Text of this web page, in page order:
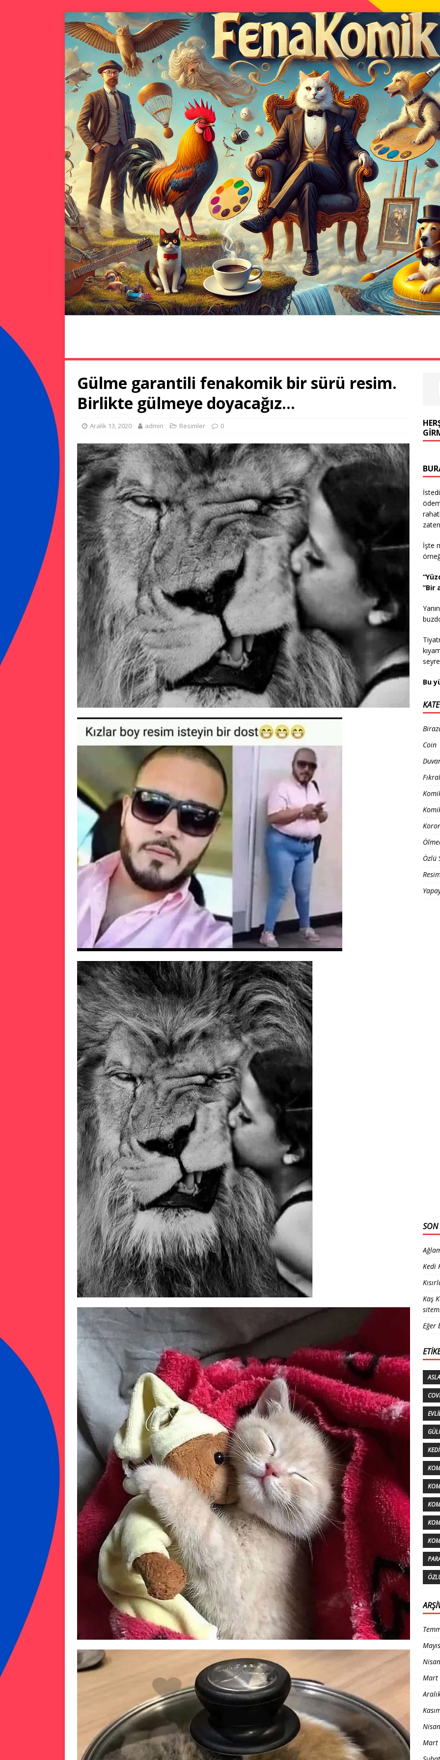
Gülme garantili fenakomik bir sürü resim.
Birlikte gülmeye doyacağız…
Aralık 13, 2020 admin Resimler 0
İşte
“Bir
Bu
Coin
Özlü
SON
Kedi
Kaş
Eğer
Mart
Mart